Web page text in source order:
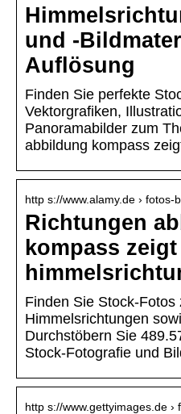
und -
Auflösung
Finden Sie perfekte
Vektorgrafiken,
Panoramabilder zum
abbildung kompass
http s://www.alamy.de ›
Richtungen
kompass zeigt
Finden Sie Stock-Fotos
Himmelsrichtungen
Durchstöbern Sie
Stock-Fotografie und
http s://www.gettyimages.de ›